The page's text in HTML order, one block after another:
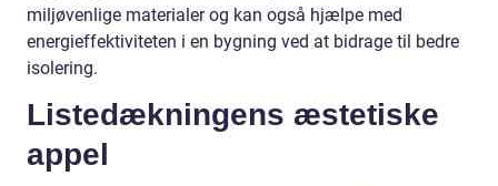
miljøvenlige materialer og kan også hjælpe med
energieffektiviteten i en bygning ved at bidrage til bedre
isolering.
Listedækningens æstetiske
appel